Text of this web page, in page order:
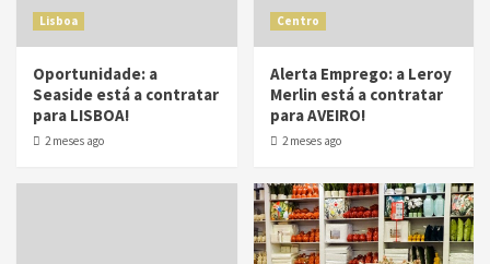
Lisboa
Oportunidade: a
Seaside está a contratar
para LISBOA!
2 meses ago
Centro
Alerta Emprego: a Leroy
Merlin está a contratar
para AVEIRO!
2 meses ago